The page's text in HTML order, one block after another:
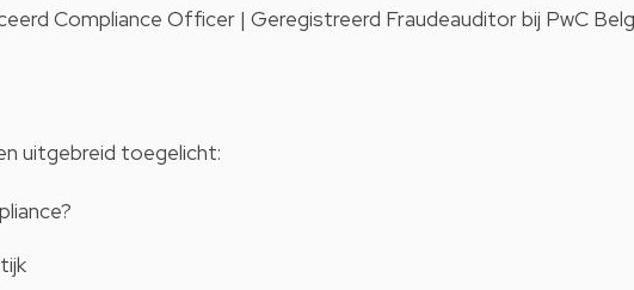
Compliance Officer | Geregistreerd Fraudeauditor bij PwC
uitgebreid toegelicht: